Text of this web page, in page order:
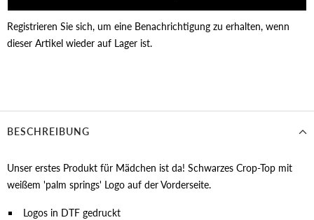
Registrieren Sie sich, um eine Benachrichtigung zu erhalten, wenn
dieser Artikel wieder auf Lager ist.
BESCHREIBUNG
Unser erstes Produkt für Mädchen ist da! Schwarzes Crop-Top mit
weißem 'palm springs' Logo auf der Vorderseite.
Logos in DTF gedruckt